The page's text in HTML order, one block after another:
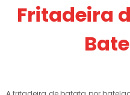
Fritadeira